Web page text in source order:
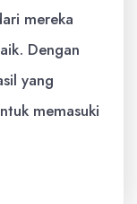
mereka
Dengan
yang
memasuki